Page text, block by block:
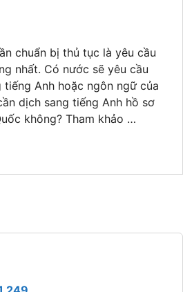
chuẩn bị thủ tục là yêu cầu
nhất. Có nước sẽ yêu cầu
Anh hoặc ngôn ngữ của
dịch sang tiếng Anh hồ sơ
không? Tham khảo …